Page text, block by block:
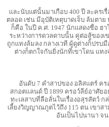
และนับแต่นั้นมาเกือบ 400 ปี ละคร
ตลอด เช่น มีอุบัติเหตุบาดเจ็บ ล้มตา
ก็คือ ในปี ค.ศ. 1947 นักแสดงชื่อ ฮ
ระหว่างการดวลดาบนั้น คู่ต่อสู้ของ
ถูกแทงล้มลง กลางเวที ผู้ดูต่างก็ปร
ต่างก็ตกใจกันยิ่งนักที่เขาโดน แท
อันดับ 7 คําสาปของ อลิสแตร์ ค
สกอตแลนด์ ปี 1899 ครอว์ลีย์อาศัย
ทะเลสาบที่ลือลั่นในเรื่องอสุรสัตว์ ก
เลี้ยงวิญญาณภูตไว้ถึง 115 ตน เขา
อันเป็นไปนานา จ